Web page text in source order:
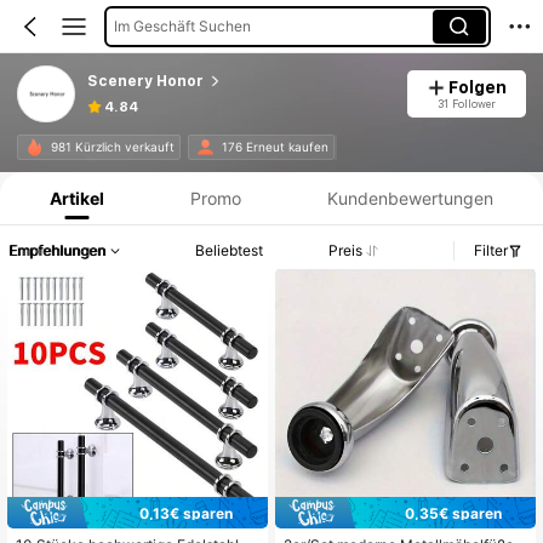
Im Geschäft Suchen
Scenery Honor
4.84
Folgen
31 Follower
981 Kürzlich verkauft 176 Erneut kaufen
Produktinformation: Preisangabe, Verkaufs- und Lagerbestandsdetails.
Artikel Promo Kundenbewertungen
Empfehlungen Beliebtest Preis Filter
0,13€ sparen
0,35€ sparen